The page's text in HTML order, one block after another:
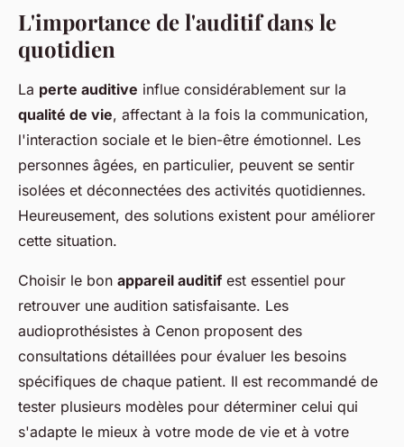
L'importance de l'auditif dans le
quotidien
La perte auditive influe considérablement sur la
qualité de vie, affectant à la fois la communication,
l'interaction sociale et le bien-être émotionnel. Les
personnes âgées, en particulier, peuvent se sentir
isolées et déconnectées des activités quotidiennes.
Heureusement, des solutions existent pour améliorer
cette situation.
Choisir le bon appareil auditif est essentiel pour
retrouver une audition satisfaisante. Les
audioprothésistes à Cenon proposent des
consultations détaillées pour évaluer les besoins
spécifiques de chaque patient. Il est recommandé de
tester plusieurs modèles pour déterminer celui qui
s'adapte le mieux à votre mode de vie et à votre